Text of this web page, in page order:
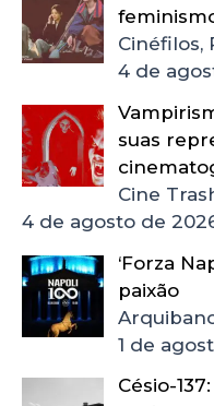
Cinéfilos,
4 de
suas
Cine
4 de agosto de
‘Forza
paixão
1 de
Césio-